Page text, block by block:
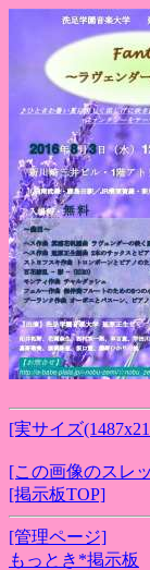
[実サイズ
[この画像のスレ
[掲示板TOP]
[管理ページ]
もっとき*掲示板